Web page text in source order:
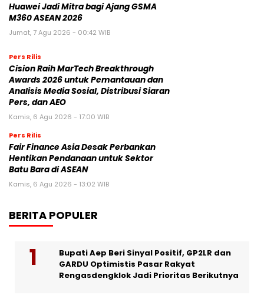
Huawei Jadi Mitra bagi Ajang GSMA
M360 ASEAN 2026
Jumat, 7 Agu 2026 - 00:42 WIB
Pers Rilis
Cision Raih MarTech Breakthrough
Awards 2026 untuk Pemantauan dan
Analisis Media Sosial, Distribusi Siaran
Pers, dan AEO
Kamis, 6 Agu 2026 - 17:00 WIB
Pers Rilis
Fair Finance Asia Desak Perbankan
Hentikan Pendanaan untuk Sektor
Batu Bara di ASEAN
Kamis, 6 Agu 2026 - 13:02 WIB
BERITA POPULER
Bupati Aep Beri Sinyal Positif, GP2LR dan
GARDU Optimistis Pasar Rakyat
Rengasdengklok Jadi Prioritas Berikutnya